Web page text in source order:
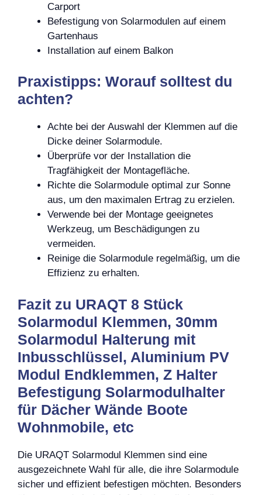
Carport
Befestigung von Solarmodulen auf einem
Gartenhaus
Installation auf einem Balkon
Praxistipps: Worauf solltest du
achten?
Achte bei der Auswahl der Klemmen auf die
Dicke deiner Solarmodule.
Überprüfe vor der Installation die
Tragfähigkeit der Montagefläche.
Richte die Solarmodule optimal zur Sonne
aus, um den maximalen Ertrag zu erzielen.
Verwende bei der Montage geeignetes
Werkzeug, um Beschädigungen zu
vermeiden.
Reinige die Solarmodule regelmäßig, um die
Effizienz zu erhalten.
Fazit zu URAQT 8 Stück
Solarmodul Klemmen, 30mm
Solarmodul Halterung mit
Inbusschlüssel, Aluminium PV
Modul Endklemmen, Z Halter
Befestigung Solarmodulhalter
für Dächer Wände Boote
Wohnmobile, etc
Die URAQT Solarmodul Klemmen sind eine
ausgezeichnete Wahl für alle, die ihre Solarmodule
sicher und effizient befestigen möchten. Besonders